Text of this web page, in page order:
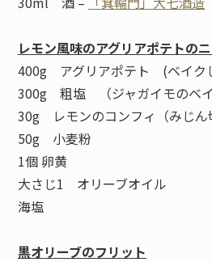
レモン風味のアグリアポテトの
400g アグリアポテト (ベイク
300g 粗塩 （ジャガイモのベイ
30g レモンのコンフィ（みじ
50g 小麦粉
1個 卵黄
大さじ1 オリーブオイル
海塩
黒オリーブのフリット